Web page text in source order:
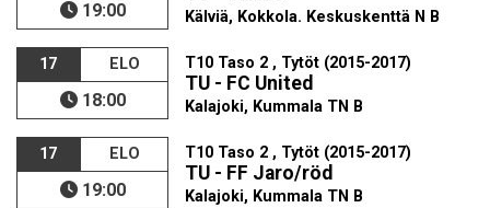
19:00 Kälviä, Kokkola. Keskuskenttä N B
17 ELO
18:00
T10 Taso 2 , Tytöt (2015-2017)
TU - FC United
Kalajoki, Kummala TN B
17 ELO
19:00
T10 Taso 2 , Tytöt (2015-2017)
TU - FF Jaro/röd
Kalajoki, Kummala TN B